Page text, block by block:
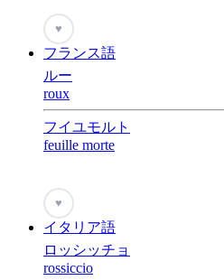
♥
フランス語
ルー
roux
フイユモルト
feuille morte
♥
イタリア語
ロッシッチョ
rossiccio